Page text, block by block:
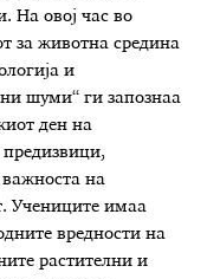
На овој час во
за животна средина
и
шуми“ ги запознаа
ден на
важноста на
Учениците имаа
вредности на
растителни и